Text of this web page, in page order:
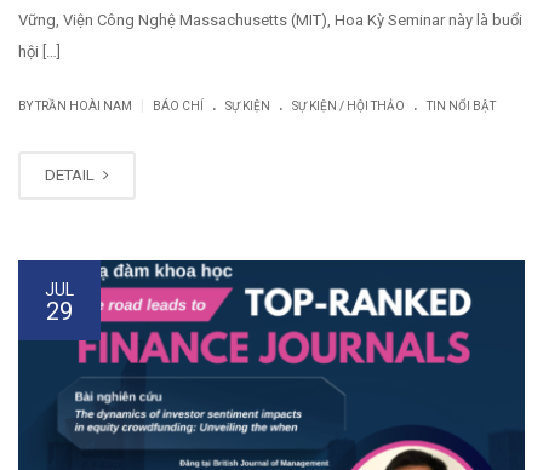
Vững, Viện Công Nghệ Massachusetts (MIT), Hoa Kỳ Seminar này là buổi
hội […]
BY TRẦN HOÀI NAM BÁO CHÍ . SỰ KIỆN . SỰ KIỆN / HỘI THẢO . TIN NỔI BẬT
DETAIL
JUL
29